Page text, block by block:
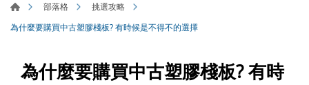
部落格
挑選攻略
為什麼要購買中古塑膠棧板? 有時候是不得不的選擇
為什麼要購買中古塑膠棧板? 有時